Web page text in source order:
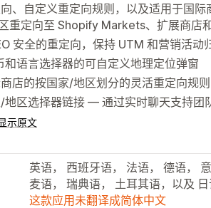
、自定义重定向规则，以及适用于国际
重定向至 Shopify Markets、扩展商店
安全的重定向，保持 UTM 和营销活动
语言选择器的可自定义地理定位弹窗
店的按国家/地区划分的灵活重定向规则
地区选择器链接 — 通过实时聊天支持团
示原文
英语， 西班牙语， 法语， 德语，
麦语， 瑞典语， 土耳其语，以及
这款应用未翻译成简体中文